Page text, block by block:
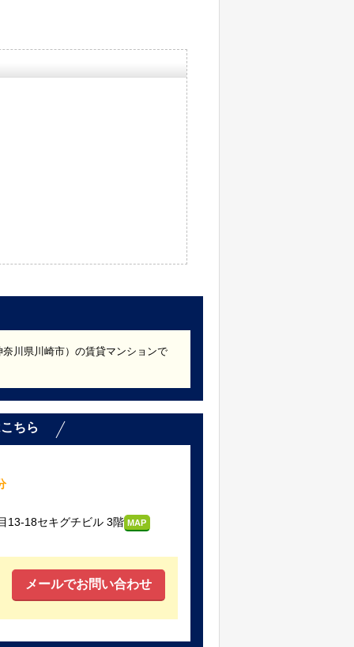
川県川崎市）の賃貸マンションで
ちら
13-18セキグチビル 3階 MAP
メールでお問い合わせ